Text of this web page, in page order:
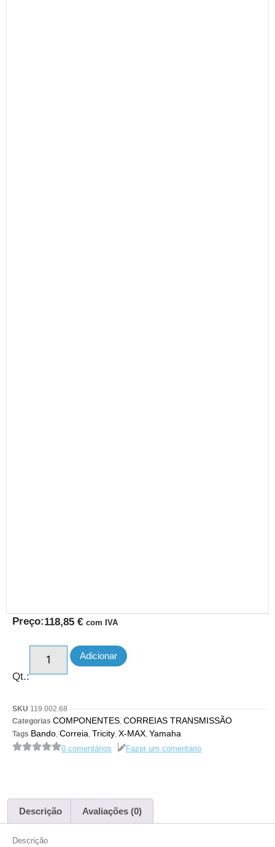
Preço:118,85 € com IVA
Qt.:
Adicionar
SKU 119.002.68
Categorias COMPONENTES CORREIAS TRANSMISSÃO
Tags Bando Correia Tricity X-MAX Yamaha
0 comentários Fazer um comentário
Descrição Avaliações (0)
Descrição